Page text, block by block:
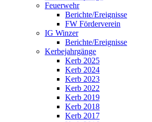
Feuerwehr
Berichte/Ereignisse
FW Förderverein
IG Winzer
Berichte/Ereignisse
Kerbejahrgänge
Kerb 2025
Kerb 2024
Kerb 2023
Kerb 2022
Kerb 2019
Kerb 2018
Kerb 2017